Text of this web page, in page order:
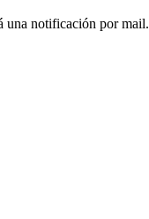
una notificación por mail.